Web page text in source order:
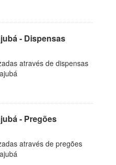
- Dispensas
através de dispensas
- Pregões
através de pregões